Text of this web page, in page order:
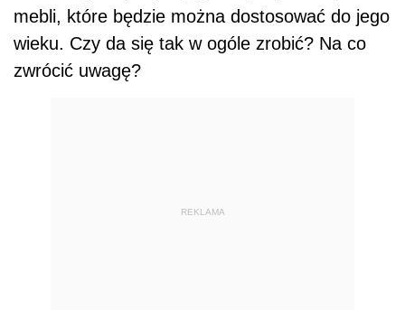
mebli, które będzie można dostosować do jego
wieku. Czy da się tak w ogóle zrobić? Na co
zwrócić uwagę?
REKLAMA